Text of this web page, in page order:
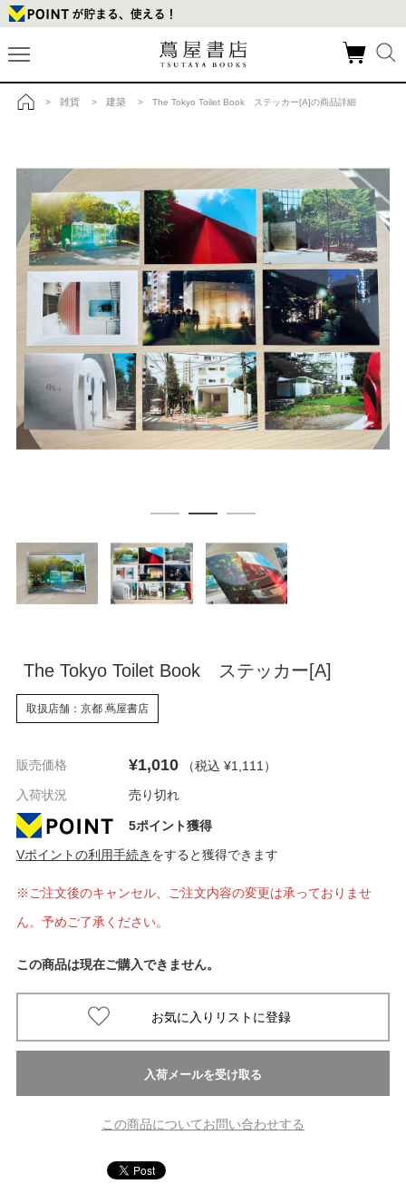
> 雑貨 > 建築 > The Tokyo Toilet Book ステッカー[A]の商品詳細
The Tokyo Toilet Book ステッカー[A]
取扱店舗：京都 蔦屋書店
販売価格 ¥1,010 （税込 ¥1,111）
入荷状況
売り切れ
5ポイント獲得
Vポイントの利用手続き をすると獲得できます
※ご注文後のキャンセル、ご注文内容の変更は承っておりませ
ん。予めご了承ください。
この商品は現在ご購入できません。
この商品についてお問い合わせする